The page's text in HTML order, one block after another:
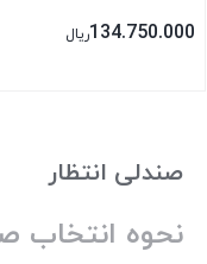
134.750.000ریال
صندلی انتظار
نحوه انتخاب